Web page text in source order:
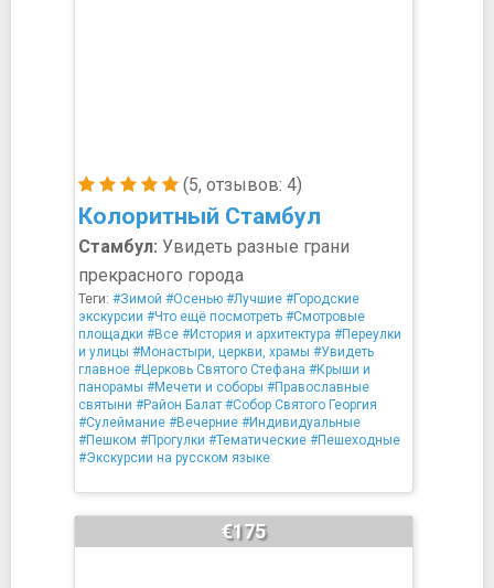
(5, отзывов: 4)
Колоритный Стамбул
Стамбул: Увидеть разные грани
прекрасного города
Теги: #Зимой #Осенью #Лучшие #Городские
экскурсии #Что ещё посмотреть #Смотровые
площадки #Все #История и архитектура #Переулки
и улицы #Монастыри, церкви, храмы #Увидеть
главное #Церковь Святого Стефана #Крыши и
панорамы #Мечети и соборы #Православные
святыни #Район Балат #Собор Святого Георгия
#Сулеймание #Вечерние #Индивидуальные
#Пешком #Прогулки #Тематические #Пешеходные
#Экскурсии на русском языке
€175